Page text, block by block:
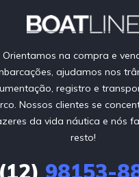
Orientamos na compra e
ajudamos nos
registro e
Nossos clientes se
da vida náutica e nós
resto!
(12) 98153-